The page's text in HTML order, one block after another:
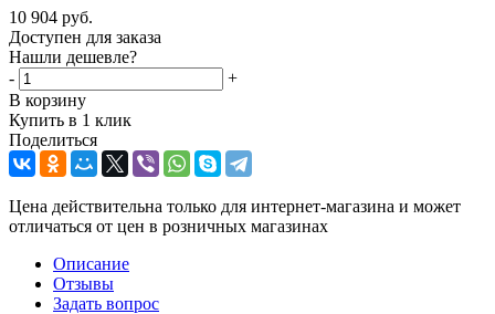
10 904 руб.
Доступен для заказа
Нашли дешевле?
-
+
В корзину
Купить в 1 клик
Поделиться
Цена действительна только для интернет-магазина и может
отличаться от цен в розничных магазинах
Описание
Отзывы
Задать вопрос